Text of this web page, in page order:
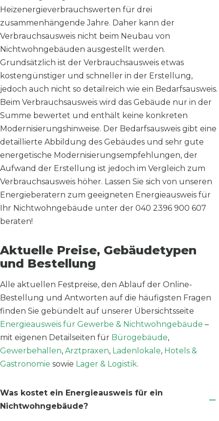
Heizenergieverbrauchswerten für drei
zusammenhängende Jahre. Daher kann der
Verbrauchsausweis nicht beim Neubau von
Nichtwohngebäuden ausgestellt werden.
Grundsätzlich ist der Verbrauchsausweis etwas
kostengünstiger und schneller in der Erstellung,
jedoch auch nicht so detailreich wie ein Bedarfsausweis.
Beim Verbrauchsausweis wird das Gebäude nur in der
Summe bewertet und enthält keine konkreten
Modernisierungshinweise. Der Bedarfsausweis gibt eine
detaillierte Abbildung des Gebäudes und sehr gute
energetische Modernisierungsempfehlungen, der
Aufwand der Erstellung ist jedoch im Vergleich zum
Verbrauchsausweis höher. Lassen Sie sich von unseren
Energieberatern zum geeigneten Energieausweis für
Ihr Nichtwohngebäude unter der 040 2396 900 607
beraten!
Aktuelle Preise, Gebäudetypen
und Bestellung
Alle aktuellen Festpreise, den Ablauf der Online-
Bestellung und Antworten auf die häufigsten Fragen
finden Sie gebündelt auf unserer Übersichtsseite
Energieausweis für Gewerbe & Nichtwohngebäude –
mit eigenen Detailseiten für Bürogebäude,
Gewerbehallen, Arztpraxen, Ladenlokale, Hotels &
Gastronomie sowie Lager & Logistik.
Was kostet ein Energieausweis für ein
Nichtwohngebäude?